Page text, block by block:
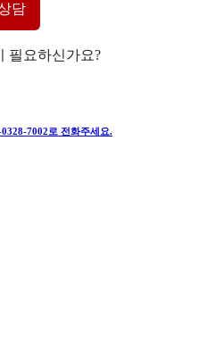
담
필요하신가요?
7002 로 전화주세요.